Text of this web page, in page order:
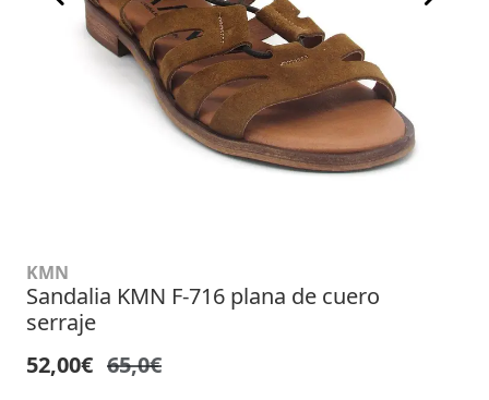
KMN
Sandalia KMN F-716 plana de cuero
serraje
52,00€ 65,0€